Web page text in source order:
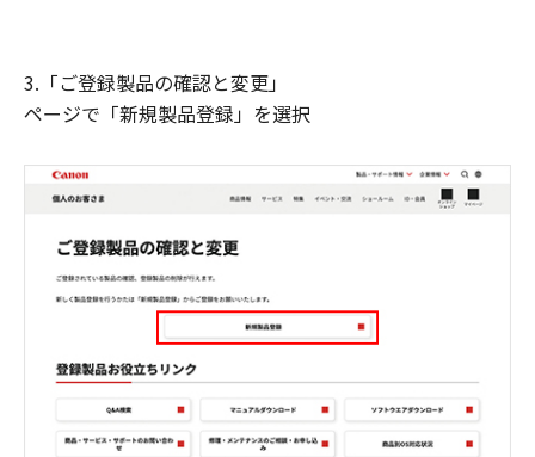
3.「ご登録製品の確認と変更」
ページで「新規製品登録」を選択